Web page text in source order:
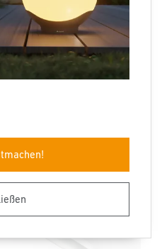
und hochpräzisen
die formschön an die